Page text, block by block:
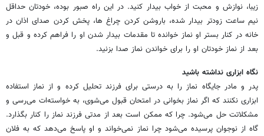
زیبا، نوازش و محبت از خواب بیدار کنید. در این راه صبور بوده، خودتان حداقل
نیم ساعت زودتر بیدار شده، باروشن کردن چراغ ها، پخش کردن صدای اذان در
خانه در کنار بستر او نماز خوانده تا مقدمات بیدار شدن او را فراهم کرده و قبل و
بعد از نماز خودتان او را برای خواندن نماز صدا بزنید.
نگاه ابزاری نداشته باشید
پدر و مادر جایگاه نماز را به درستی برای فرزند تحلیل کرده و از نماز استفاده
ابزاری نکنند که اگر نماز بخوانی در امتحان قبول می‌شوی، به خواسته‌ات می‌رسی و
مشکلاتت حل می‌شود. چرا که ممکن است بعد از مدتی فرزند نماز را کنار بگذارد.
گاه از نوجوان پرسیده می‌شود چرا نماز نمی‌خواند و او پاسخ می‌دهد که به فلان